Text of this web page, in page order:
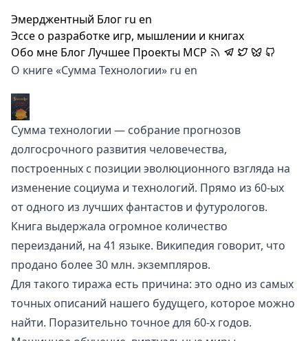
Эмерджентный Блог ru en
Эссе о разработке игр, мышлении и книгах
Обо мне БлогЛучшее Проекты MCP
О книге «Сумма Технологии» ru en
Сумма технологии — собрание прогнозов
долгосрочного развития человечества,
построенных с позиции эволюционного взгляда на
изменение социума и технологий. Прямо из 60-ых
от одного из лучших фантастов и футурологов.
Книга выдержала огромное количество
переизданий, на 41 языке. Википедия говорит, что
продано более 30 млн. экземпляров.
Для такого тиража есть причина: это одно из самых
точных описаний нашего будущего, которое можно
найти. Поразительно точное для 60-х годов.